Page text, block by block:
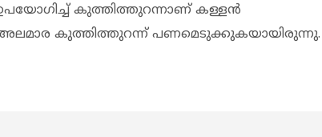
കുത്തിത്തുറന്നാണ് കള്ളന്‍
കുത്തിത്തുറന്ന് പണമെടുക്കുകയായിരുന്നു.